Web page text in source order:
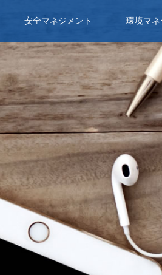
安全マネジメント 環境マネ